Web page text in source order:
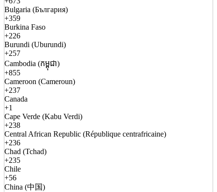
Bulgaria (България)
+359
Burkina Faso
+226
Burundi (Uburundi)
+257
Cambodia (កម្ពុជា)
+855
Cameroon (Cameroun)
+237
Canada
+1
Cape Verde (Kabu Verdi)
+238
Central African Republic (République centrafricaine)
+236
Chad (Tchad)
+235
Chile
+56
China (中国)